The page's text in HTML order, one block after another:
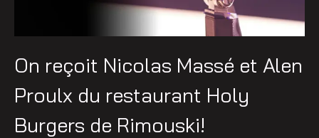
On reçoit Nicolas Massé et Alen
Proulx du restaurant Holy
Burgers de Rimouski!